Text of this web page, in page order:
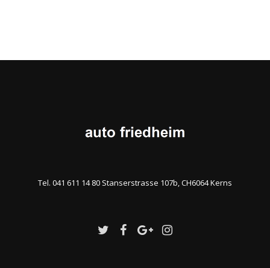
Tel. 041 611 14 80 Stanserstrasse 107b, CH6064 Kerns